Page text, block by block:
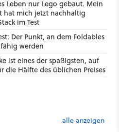
Leben nur Lego gebaut. Mein
hat mich jetzt nachhaltig
im Test
Der Punkt, an dem Foldables
werden
ist eines der spaßigsten, auf
die Hälfte des üblichen Preises
alle anzeigen